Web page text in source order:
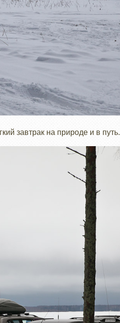
завтрак на природе и в путь.